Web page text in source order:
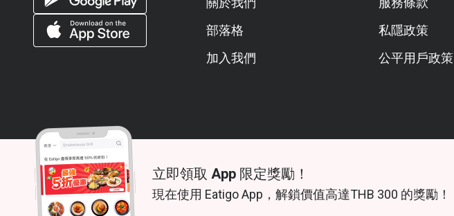
部落格
加入我們
私隱政策
公平用戶政策
© 2026 Zoek. All rights reserved.
立即領取 App 限定獎勵！
現在使用 Eatigo App，解鎖價值高達THB 300 的獎勵！